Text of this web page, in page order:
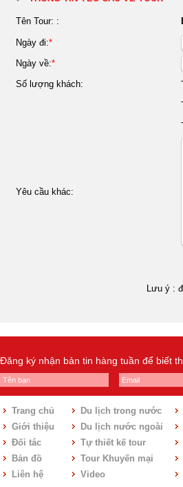
Tên Tour: :
Ngày đi:*
Ngày về:*
Số lượng khách:
Yêu cầu khác:
Lưu ý :
Đăng ký nhận bản tin hàng tuần để biết
Trang chủ
Giới thiệu
Đối tác
Bản đồ
Liên hệ
Du lịch trong nước
Du lịch nước ngoài
Tự thiết kế tour
Tour Khuyến mại
Video